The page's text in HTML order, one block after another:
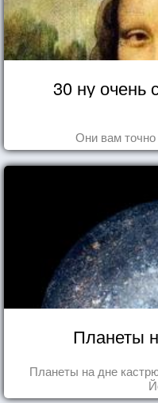
30 ну очень
Они вам точно
Планеты
Планеты на дне